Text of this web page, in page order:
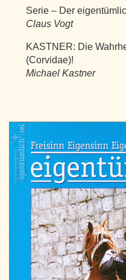
Serie – Der
Claus Vogt
KASTNER: Die
(Corvidae)!
Michael Kastner